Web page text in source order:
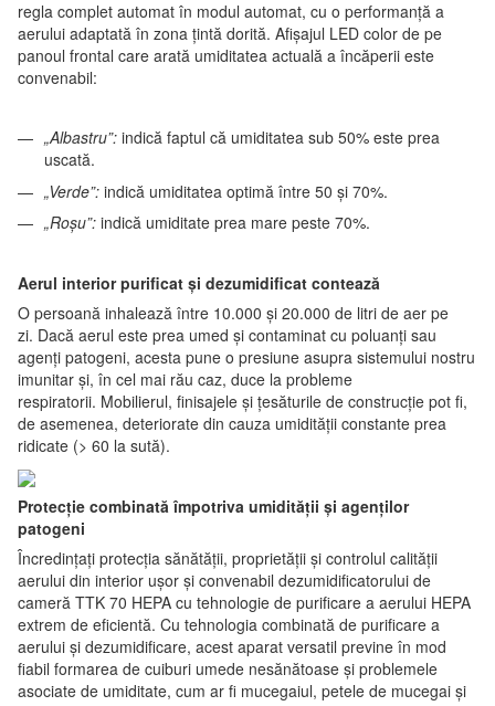
regla complet automat în modul automat, cu o performanță a
aerului adaptată în zona țintă dorită. Afișajul LED color de pe
panoul frontal care arată umiditatea actuală a încăperii este
convenabil:
„Albastru”: indică faptul că umiditatea sub 50% este prea
uscată.
„Verde”: indică umiditatea optimă între 50 și 70%.
„Roșu”: indică umiditate prea mare peste 70%.
Aerul interior purificat și dezumidificat contează
O persoană inhalează între 10.000 și 20.000 de litri de aer pe
zi. Dacă aerul este prea umed și contaminat cu poluanți sau
agenți patogeni, acesta pune o presiune asupra sistemului nostru
imunitar și, în cel mai rău caz, duce la probleme
respiratorii. Mobilierul, finisajele și țesăturile de construcție pot fi,
de asemenea, deteriorate din cauza umidității constante prea
ridicate (> 60 la sută).
Protecție combinată împotriva umidității și agenților
patogeni
Încredințați protecția sănătății, proprietății și controlul calității
aerului din interior ușor și convenabil dezumidificatorului de
cameră TTK 70 HEPA cu tehnologie de purificare a aerului HEPA
extrem de eficientă. Cu tehnologia combinată de purificare a
aerului și dezumidificare, acest aparat versatil previne în mod
fiabil formarea de cuiburi umede nesănătoase și problemele
asociate de umiditate, cum ar fi mucegaiul, petele de mucegai și